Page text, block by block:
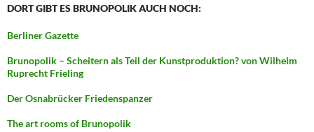
DORT GIBT ES BRUNOPOLIK AUCH NOCH:
Berliner Gazette
Brunopolik – Scheitern als Teil der Kunstproduktion? von Wilhelm
Ruprecht Frieling
Der Osnabrücker Friedenspanzer
The art rooms of Brunopolik